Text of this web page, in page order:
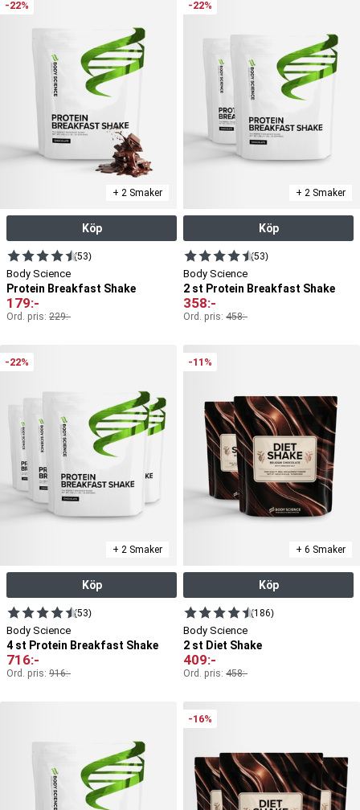
-22%
+ 2 Smaker
Köp
(53)
Body Science
Protein Breakfast Shake
179:-
Ord. pris: 229:-
-22%
+ 2 Smaker
Köp
(53)
Body Science
2 st Protein Breakfast Shake
358:-
Ord. pris: 458:-
-22%
+ 2 Smaker
Köp
(53)
Body Science
4 st Protein Breakfast Shake
716:-
Ord. pris: 916:-
-11%
+ 6 Smaker
Köp
(186)
Body Science
2 st Diet Shake
409:-
Ord. pris: 458:-
-16%